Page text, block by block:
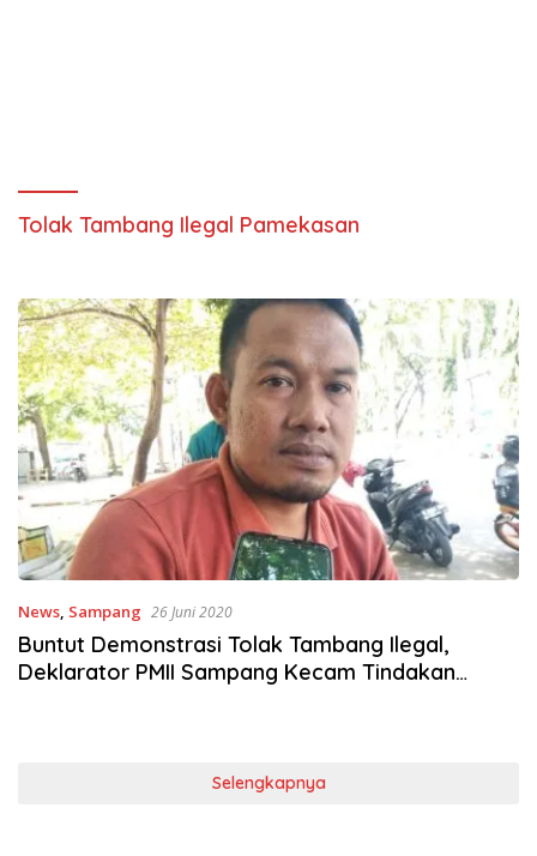
Tolak Tambang Ilegal Pamekasan
News, Sampang 26 Juni 2020
Buntut Demonstrasi Tolak Tambang Ilegal,
Deklarator PMII Sampang Kecam Tindakan
Selengkapnya